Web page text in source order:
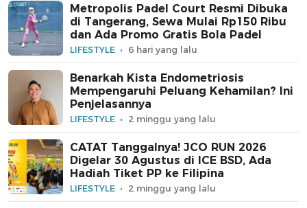
Metropolis Padel Court Resmi Dibuka
di Tangerang, Sewa Mulai Rp150 Ribu
dan Ada Promo Gratis Bola Padel
LIFESTYLE 6 hari yang lalu
Benarkah Kista Endometriosis
Mempengaruhi Peluang Kehamilan? Ini
Penjelasannya
LIFESTYLE 2 minggu yang lalu
CATAT Tanggalnya! JCO RUN 2026
Digelar 30 Agustus di ICE BSD, Ada
Hadiah Tiket PP ke Filipina
LIFESTYLE 2 minggu yang lalu